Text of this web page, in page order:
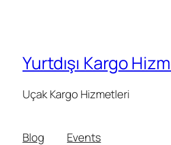
Yurtdışı Kargo
Uçak Kargo Hizmetleri
Blog
Events